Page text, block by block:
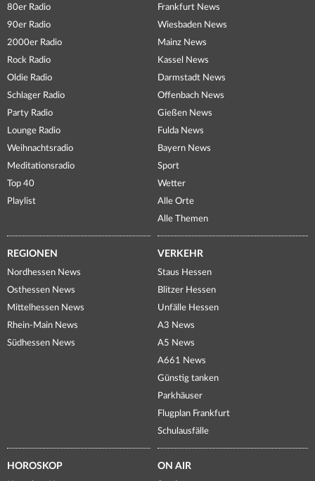
80er Radio
90er Radio
2000er Radio
Rock Radio
Oldie Radio
Schlager Radio
Party Radio
Lounge Radio
Weihnachtsradio
Meditationsradio
Top 40
Playlist
Frankfurt News
Wiesbaden News
Mainz News
Kassel News
Darmstadt News
Offenbach News
Gießen News
Fulda News
Bayern News
Sport
Wetter
Alle Orte
Alle Themen
REGIONEN
Nordhessen News
Osthessen News
Mittelhessen News
Rhein-Main News
Südhessen News
VERKEHR
Staus Hessen
Blitzer Hessen
Unfälle Hessen
A3 News
A5 News
A661 News
Günstig tanken
Parkhäuser
Flugplan Frankfurt
Schulausfälle
HOROSKOP ON AIR